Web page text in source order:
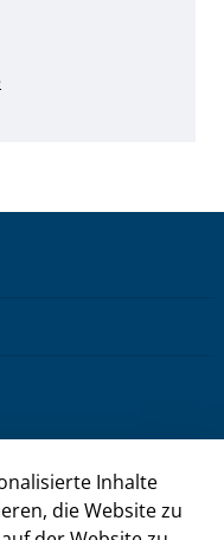
Inhalte
die Website zu